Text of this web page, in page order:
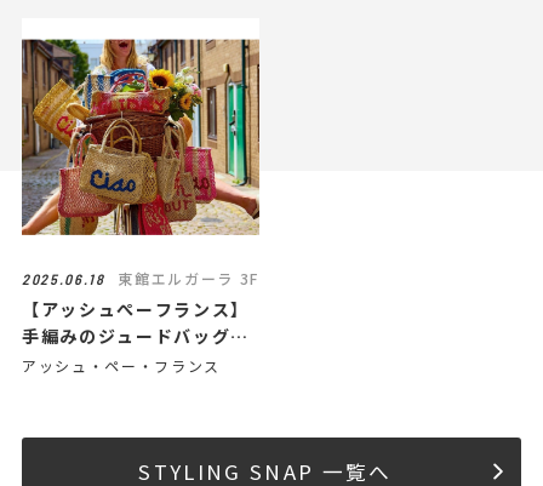
2025.06.18 東館エルガーラ 3F
【アッシュぺーフランス】
手編みのジュードバッグ
by The Jacksons
アッシュ・ペー・フランス
STYLING SNAP 一覧へ